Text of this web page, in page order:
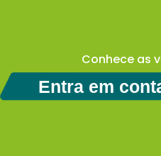
Conhece as
Entra em